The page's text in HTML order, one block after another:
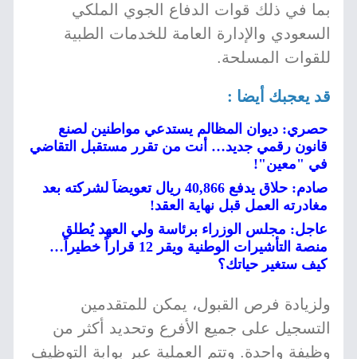
بما في ذلك قوات الدفاع الجوي الملكي
السعودي والإدارة العامة للخدمات الطبية
للقوات المسلحة.
قد يعجبك أيضا :
حصري: ديوان المظالم يستدعي مواطنين لصنع
قانون رقمي جديد… أنت من تقرر مستقبل التقاضي
في "معين"!
صادم: حلاق يدفع 40,866 ريال تعويضاً لشركته بعد
مغادرته العمل قبل نهاية العقد!
عاجل: مجلس الوزراء برئاسة ولي العهد يُطلق
منصة التأشيرات الوطنية ويقر 12 قراراً خطيراً…
كيف ستغير حياتك؟
ولزيادة فرص القبول، يمكن للمتقدمين
التسجيل على جميع الأفرع وتحديد أكثر من
وظيفة واحدة. وتتم العملية عبر بوابة التوظيف